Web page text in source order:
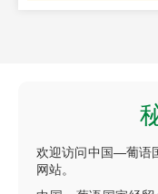
欢迎访问中国—葡语
网站。